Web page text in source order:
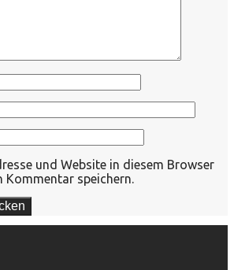
und Website in diesem Browser
Kommentar speichern.